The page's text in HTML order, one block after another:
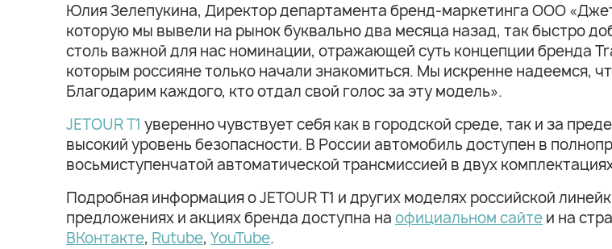
Юлия Зелепукина, Директор департамента бренд-маркетинга ООО
которую мы вывели на рынок буквально два месяца назад, так быстро
столь важной для нас номинации, отражающей суть концепции бренда
которым россияне только начали знакомиться. Мы искренне надеемся,
Благодарим каждого, кто отдал свой голос за эту модель».
JETOUR T1 уверенно чувствует себя как в городской среде, так и за
высокий уровень безопасности. В России автомобиль доступен в
восьмиступенчатой автоматической трансмиссией в двух
Подробная информация о JETOUR T1 и других моделях российской
предложениях и акциях бренда доступна на официальном сайте и на
ВКонтакте, Rutube, YouTube.